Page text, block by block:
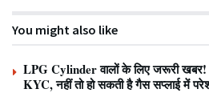
You might also like
LPG Cylinder वालों के लिए जरूरी
KYC, नहीं तो हो सकती है गैस सप्लाई में